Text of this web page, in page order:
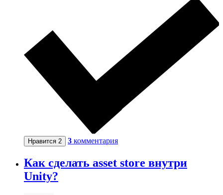
Нравится 2 3 комментария
Как сделать asset store внутри
Unity?